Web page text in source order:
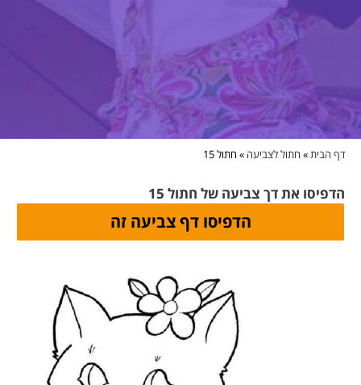
דף הבית» חתול לצביעה » חתול 15
הדפיסו את דך צביעה של חתול 15